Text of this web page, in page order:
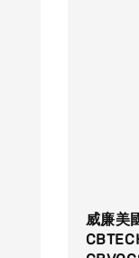
威廉美